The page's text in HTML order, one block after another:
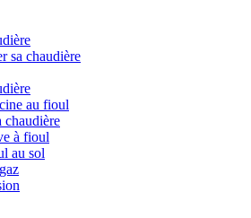
sa chaudière
au fioul
chaudière
à fioul
au sol